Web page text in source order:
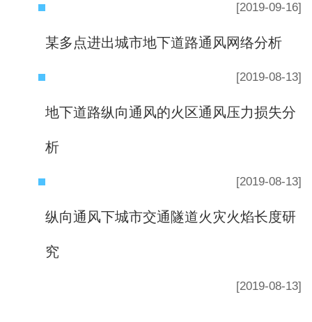
[2019-09-16]
某多点进出城市地下道路通风网络分析
[2019-08-13]
地下道路纵向通风的火区通风压力损失分
析
[2019-08-13]
纵向通风下城市交通隧道火灾火焰长度研
究
[2019-08-13]